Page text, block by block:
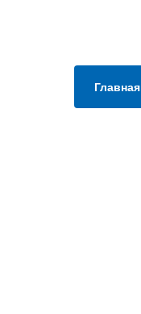
Главная